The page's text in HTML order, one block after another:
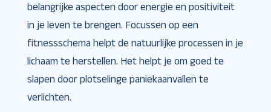
belangrijke aspecten door energie en positiviteit
in je leven te brengen. Focussen op een
fitnessschema helpt de natuurlijke processen in je
lichaam te herstellen. Het helpt je om goed te
slapen door plotselinge paniekaanvallen te
verlichten.